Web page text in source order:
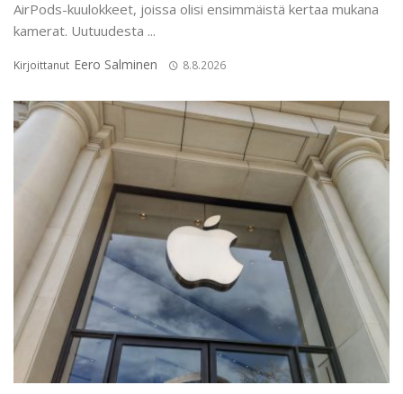
AirPods-kuulokkeet, joissa olisi ensimmäistä kertaa mukana
kamerat. Uutuudesta ...
Kirjoittanut Eero Salminen 8.8.2026